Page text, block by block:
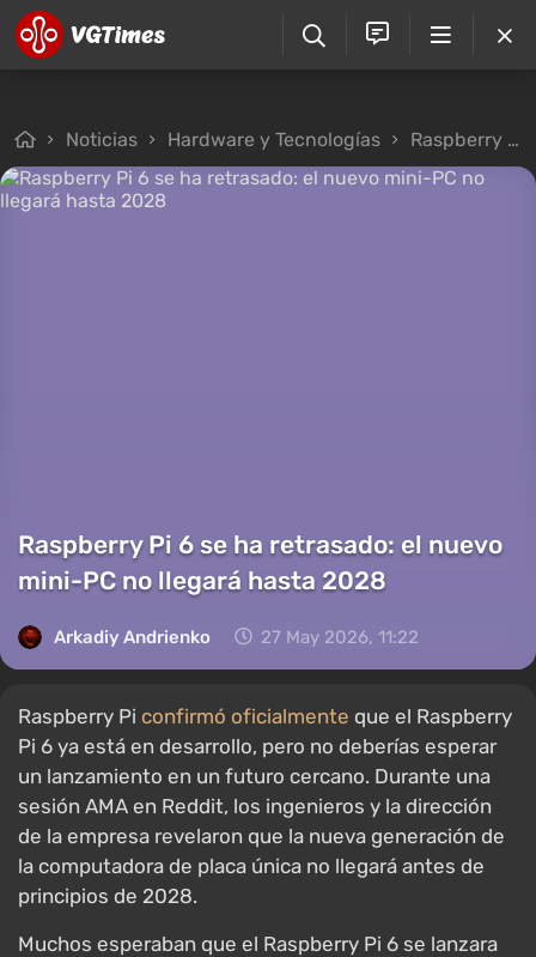
Noticias Hardware y Tecnologías Raspberry Pi 6 se ha retrasado: el nuevo mini-PC no llegará hasta 2028
Raspberry Pi 6 se ha retrasado: el nuevo
mini-PC no llegará hasta 2028
Arkadiy Andrienko 27 May 2026, 11:22
Raspberry Pi confirmó oficialmente que el Raspberry
Pi 6 ya está en desarrollo, pero no deberías esperar
un lanzamiento en un futuro cercano. Durante una
sesión AMA en Reddit, los ingenieros y la dirección
de la empresa revelaron que la nueva generación de
la computadora de placa única no llegará antes de
principios de 2028.
Muchos esperaban que el Raspberry Pi 6 se lanzara